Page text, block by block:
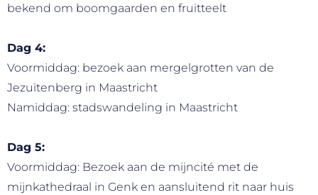
bekend om boomgaarden en fruitteelt
Dag 4:
Voormiddag: bezoek aan mergelgrotten van de
Jezuïtenberg in Maastricht
Namiddag: stadswandeling in Maastricht
Dag 5:
Voormiddag: Bezoek aan de mijncité met de
mijnkathedraal in Genk en aansluitend rit naar huis